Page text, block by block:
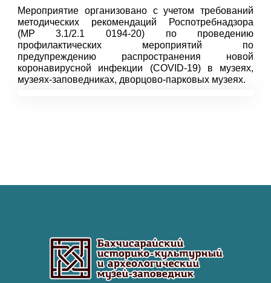
Мероприятие организовано с учетом требований
методических рекомендаций Роспотребнадзора
(МР 3.1/2.1 0194-20) по проведению
профилактических мероприятий по
предупреждению распространения новой
коронавирусной инфекции (COVID-19) в музеях,
музеях-заповедниках, дворцово-парковых музеях.